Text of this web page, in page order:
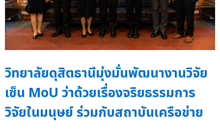
วิทยาลัยดุสิตธานีมุ่งมั่นพัฒนางานวิจัย
เซ็น MoU ว่าด้วยเรื่องจริยธรรมการ
วิจัยในมนุษย์ ร่วมกับสถาบันเครือข่าย